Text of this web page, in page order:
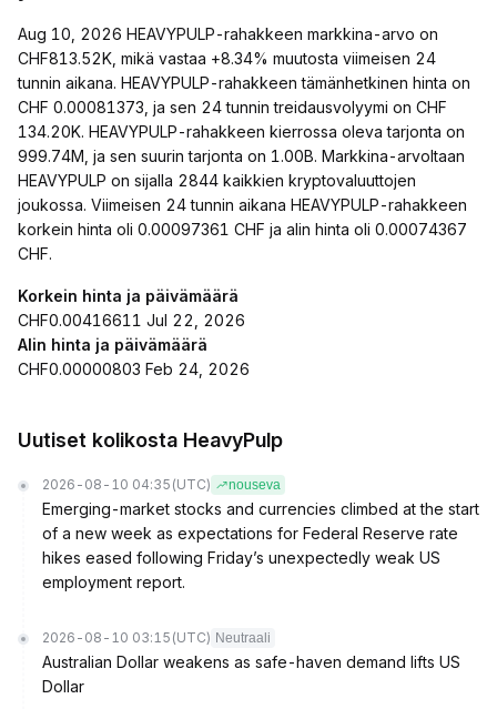
Aug 10, 2026 HEAVYPULP-rahakkeen markkina-arvo on
CHF813.52K, mikä vastaa +8.34% muutosta viimeisen 24
tunnin aikana. HEAVYPULP-rahakkeen tämänhetkinen hinta on
CHF 0.00081373, ja sen 24 tunnin treidausvolyymi on CHF
134.20K. HEAVYPULP-rahakkeen kierrossa oleva tarjonta on
999.74M, ja sen suurin tarjonta on 1.00B. Markkina-arvoltaan
HEAVYPULP on sijalla 2844 kaikkien kryptovaluuttojen
joukossa. Viimeisen 24 tunnin aikana HEAVYPULP-rahakkeen
korkein hinta oli 0.00097361 CHF ja alin hinta oli 0.00074367
CHF.
Korkein hinta ja päivämäärä
CHF0.00416611 Jul 22, 2026
Alin hinta ja päivämäärä
CHF0.00000803 Feb 24, 2026
Uutiset kolikosta HeavyPulp
2026-08-10 04:35 (UTC) nouseva
Emerging-market stocks and currencies climbed at the start
of a new week as expectations for Federal Reserve rate
hikes eased following Friday’s unexpectedly weak US
employment report.
2026-08-10 03:15 (UTC) Neutraali
Australian Dollar weakens as safe-haven demand lifts US
Dollar